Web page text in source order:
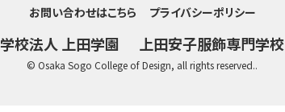
お問い合わせはこちら
プライバシーポリシー
学校法人 上田学園 上田安子服飾専門学校
© Osaka Sogo College of Design, all rights reserved..